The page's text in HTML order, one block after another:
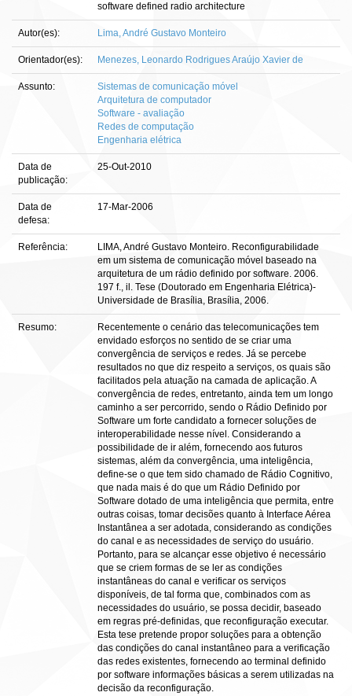
software defined radio architecture
Autor(es): Lima, André Gustavo Monteiro
Orientador(es): Menezes, Leonardo Rodrigues Araújo Xavier de
Assunto:
Sistemas de comunicação móvel
Arquitetura de computador
Software - avaliação
Redes de computação
Engenharia elétrica
Data de
publicação:
25-Out-2010
Data de
defesa:
17-Mar-2006
Referência:
LIMA, André Gustavo Monteiro. Reconfigurabilidade
em um sistema de comunicação móvel baseado na
arquitetura de um rádio definido por software. 2006.
197 f., il. Tese (Doutorado em Engenharia Elétrica)-
Universidade de Brasília, Brasília, 2006.
Resumo:
Recentemente o cenário das telecomunicações tem
envidado esforços no sentido de se criar uma
convergência de serviços e redes. Já se percebe
resultados no que diz respeito a serviços, os quais são
facilitados pela atuação na camada de aplicação. A
convergência de redes, entretanto, ainda tem um longo
caminho a ser percorrido, sendo o Rádio Definido por
Software um forte candidato a fornecer soluções de
interoperabilidade nesse nível. Considerando a
possibilidade de ir além, fornecendo aos futuros
sistemas, além da convergência, uma inteligência,
define-se o que tem sido chamado de Rádio Cognitivo,
que nada mais é do que um Rádio Definido por
Software dotado de uma inteligência que permita, entre
outras coisas, tomar decisões quanto à Interface Aérea
Instantânea a ser adotada, considerando as condições
do canal e as necessidades de serviço do usuário.
Portanto, para se alcançar esse objetivo é necessário
que se criem formas de se ler as condições
instantâneas do canal e verificar os serviços
disponíveis, de tal forma que, combinados com as
necessidades do usuário, se possa decidir, baseado
em regras pré-definidas, que reconfiguração executar.
Esta tese pretende propor soluções para a obtenção
das condições do canal instantâneo para a verificação
das redes existentes, fornecendo ao terminal definido
por software informações básicas a serem utilizadas na
decisão da reconfiguração.